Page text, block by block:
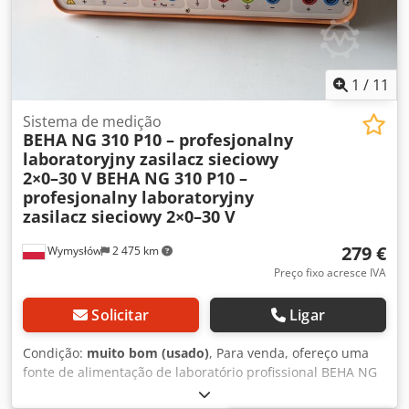
em campo: conversor DC/AC 12V / 200W > L x A x P: 253 x
368 x 277 mm (10 x 14,5 x 10,9 pol) > Peso: 9 kg (20 lb) >
Dados de precisão > Repetibilidade ±0,3 kPa (0,04 psi) >
1 / 11
Wymysłów 2 475 km
Sistema de medição
BEHA NG 310 P10 – profesjonalny
laboratoryjny zasilacz sieciowy
2×0–30 V BEHA NG 310 P10 –
profesjonalny laboratoryjny
zasilacz sieciowy 2×0–30 V
279 €
Preço fixo acresce IVA
Solicitar Ligar
Condição: muito bom (usado), Para venda, ofereço uma
fonte de alimentação de laboratório profissional BEHA NG
310 P10 (UNIWATT), concebida para aplicações de serviço